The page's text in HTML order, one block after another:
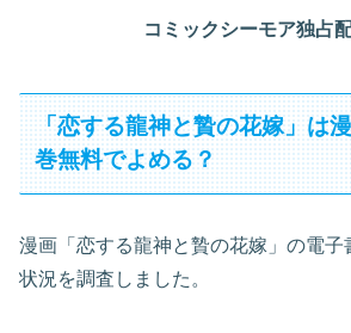
コミックシーモア独占
「恋する龍神と贄の花嫁」は
巻無料でよめる？
漫画「恋する龍神と贄の花嫁」の電子
状況を調査しました。